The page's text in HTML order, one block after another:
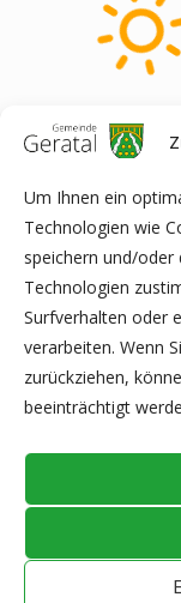
Um Ihnen ein
Technologien wie
speichern und/oder
Technologien
Surfverhalten oder
verarbeiten. Wenn
zurückziehen,
beeinträchtigt
13°
@2026 - Alle